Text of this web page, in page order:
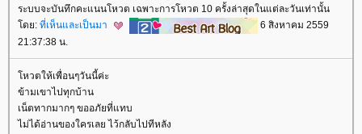
ระบบจะบันทึกคะแนนโหวต เฉพาะการโหวต 10 ครั้งล่าสุดในแต่ละวันเท่านั้น
ดย: ที่เห็นและเป็นมา
6 สิงหาคม 2559
21:37:38 น.
หวตให้เพื่อนๆวันนี้ค่ะ
ข้ามเขาไปทุกบ้าน
เน็ตทากมากๆ ขออภัยที่แทบ
ไม่ได้อ่านของใครเลย ไว้กลับไปทีหลัง